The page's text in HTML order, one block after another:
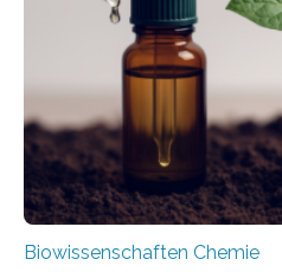
nun den Namen
fossile Nachweis einer
stellt gleichzeitig den ersten
Mückenlarve aus dem
Biowissenschaften Chemie